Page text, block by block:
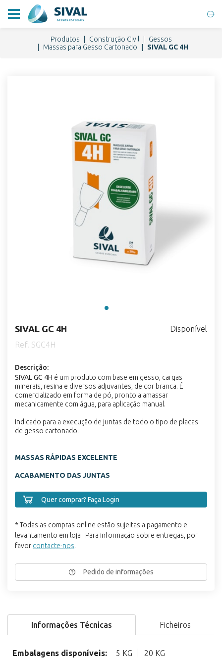
Produtos Construção Civil
Gessos
Massas para Gesso Cartonado
SIVAL GC 4H
SIVAL GC 4H
Disponível
Ref. SGC4H
Descrição:
SIVAL GC 4H é um produto com base em gesso, cargas
minerais, resina e diversos adjuvantes, de cor branca. É
comercializado em forma de pó, pronto a amassar
mecanicamente com água, para aplicação manual.
Indicado para a execução de juntas de todo o tipo de placas
de gesso cartonado.
MASSAS RÁPIDAS EXCELENTE
ACABAMENTO DAS JUNTAS
Quer comprar? Faça Login
* Todas as compras online estão sujeitas a pagamento e
levantamento em loja | Para informação sobre entregas, por
favor contacte-nos.
Pedido de informações
Informações Técnicas Ficheiros
Embalagens disponíveis: 5 KG 20 KG